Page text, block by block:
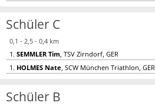
Schüler C
0,1 - 2,5 - 0,4 km
1. SEMMLER Tim , TSV Zirndorf, GER
1. HOLMES Nate , SCW München Triathlon, GER
Schüler B